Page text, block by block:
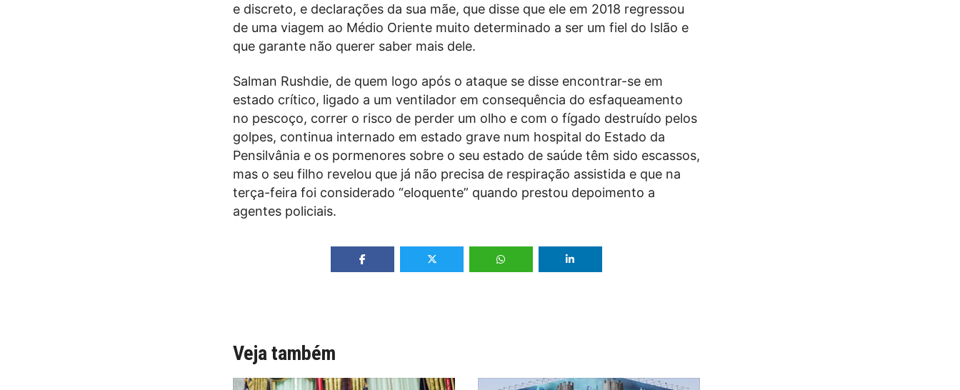
e discreto, e declarações da sua mãe, que disse que ele em 2018 regressou
de uma viagem ao Médio Oriente muito determinado a ser um fiel do Islão e
que garante não querer saber mais dele.
Salman Rushdie, de quem logo após o ataque se disse encontrar-se em
estado crítico, ligado a um ventilador em consequência do esfaqueamento
no pescoço, correr o risco de perder um olho e com o fígado destruído pelos
golpes, continua internado em estado grave num hospital do Estado da
Pensilvânia e os pormenores sobre o seu estado de saúde têm sido escassos,
mas o seu filho revelou que já não precisa de respiração assistida e que na
terça-feira foi considerado “eloquente” quando prestou depoimento a
agentes policiais.
Veja também